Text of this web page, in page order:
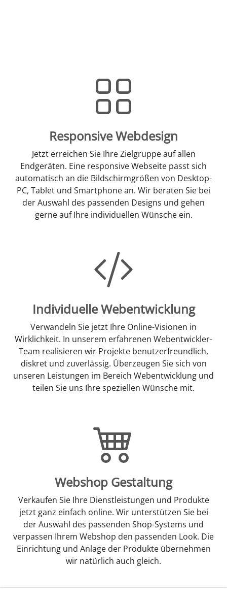
Responsive Webdesign
Jetzt erreichen Sie Ihre Zielgruppe auf allen
Endgeräten. Eine responsive Webseite passt sich
automatisch an die Bildschirmgrößen von Desktop-
PC, Tablet und Smartphone an. Wir beraten Sie bei
der Auswahl des passenden Designs und gehen
gerne auf Ihre individuellen Wünsche ein.
Individuelle Webentwicklung
Verwandeln Sie jetzt Ihre Online-Visionen in
Wirklichkeit. In unserem erfahrenen Webentwickler-
Team realisieren wir Projekte benutzerfreundlich,
diskret und zuverlässig. Überzeugen Sie sich von
unseren Leistungen im Bereich Webentwicklung und
teilen Sie uns Ihre speziellen Wünsche mit.
Webshop Gestaltung
Verkaufen Sie Ihre Dienstleistungen und Produkte
jetzt ganz einfach online. Wir unterstützen Sie bei
der Auswahl des passenden Shop-Systems und
verpassen Ihrem Webshop den passenden Look. Die
Einrichtung und Anlage der Produkte übernehmen
wir natürlich auch gleich.